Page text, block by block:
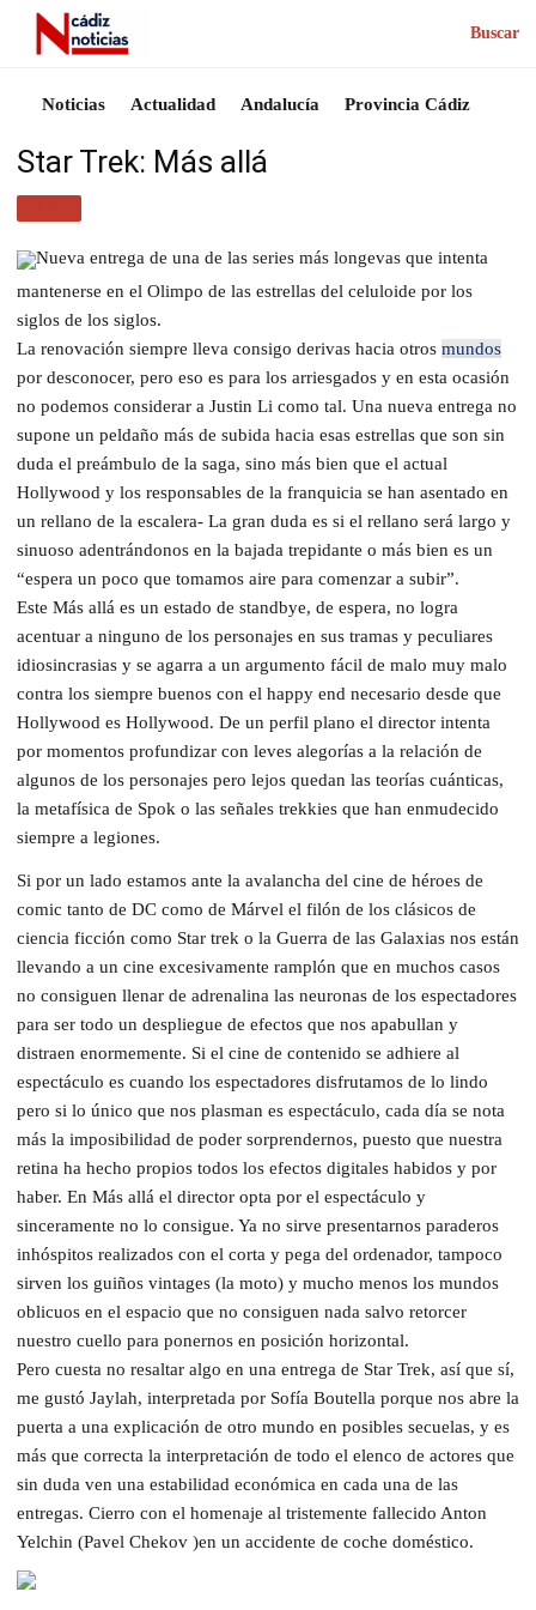
Buscar
Noticias Actualidad Andalucía Provincia Cádiz
Star Trek: Más allá
Nueva entrega de una de las series más longevas que intenta
mantenerse en el Olimpo de las estrellas del celuloide por los
siglos de los siglos.
La renovación siempre lleva consigo derivas hacia otros mundos
por desconocer, pero eso es para los arriesgados y en esta ocasión
no podemos considerar a Justin Li como tal. Una nueva entrega no
supone un peldaño más de subida hacia esas estrellas que son sin
duda el preámbulo de la saga, sino más bien que el actual
Hollywood y los responsables de la franquicia se han asentado en
un rellano de la escalera- La gran duda es si el rellano será largo y
sinuoso adentrándonos en la bajada trepidante o más bien es un
“espera un poco que tomamos aire para comenzar a subir”.
Este Más allá es un estado de standbye, de espera, no logra
acentuar a ninguno de los personajes en sus tramas y peculiares
idiosincrasias y se agarra a un argumento fácil de malo muy malo
contra los siempre buenos con el happy end necesario desde que
Hollywood es Hollywood. De un perfil plano el director intenta
por momentos profundizar con leves alegorías a la relación de
algunos de los personajes pero lejos quedan las teorías cuánticas,
la metafísica de Spok o las señales trekkies que han enmudecido
siempre a legiones.
Si por un lado estamos ante la avalancha del cine de héroes de
comic tanto de DC como de Márvel el filón de los clásicos de
ciencia ficción como Star trek o la Guerra de las Galaxias nos están
llevando a un cine excesivamente ramplón que en muchos casos
no consiguen llenar de adrenalina las neuronas de los espectadores
para ser todo un despliegue de efectos que nos apabullan y
distraen enormemente. Si el cine de contenido se adhiere al
espectáculo es cuando los espectadores disfrutamos de lo lindo
pero si lo único que nos plasman es espectáculo, cada día se nota
más la imposibilidad de poder sorprendernos, puesto que nuestra
retina ha hecho propios todos los efectos digitales habidos y por
haber. En Más allá el director opta por el espectáculo y
sinceramente no lo consigue. Ya no sirve presentarnos paraderos
inhóspitos realizados con el corta y pega del ordenador, tampoco
sirven los guiños vintages (la moto) y mucho menos los mundos
oblicuos en el espacio que no consiguen nada salvo retorcer
nuestro cuello para ponernos en posición horizontal.
Pero cuesta no resaltar algo en una entrega de Star Trek, así que sí,
me gustó Jaylah, interpretada por Sofía Boutella porque nos abre la
puerta a una explicación de otro mundo en posibles secuelas, y es
más que correcta la interpretación de todo el elenco de actores que
sin duda ven una estabilidad económica en cada una de las
entregas. Cierro con el homenaje al tristemente fallecido Anton
Yelchin (Pavel Chekov )en un accidente de coche doméstico.